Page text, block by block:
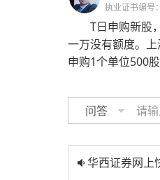
执业证书编号
T日申购新股
一万没有额度。
申购1个单位500股
问答
华西证券网上